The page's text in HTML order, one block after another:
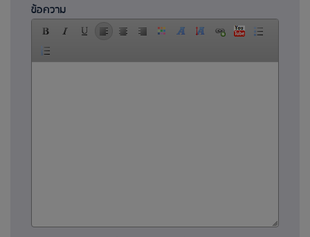
ข้อความ